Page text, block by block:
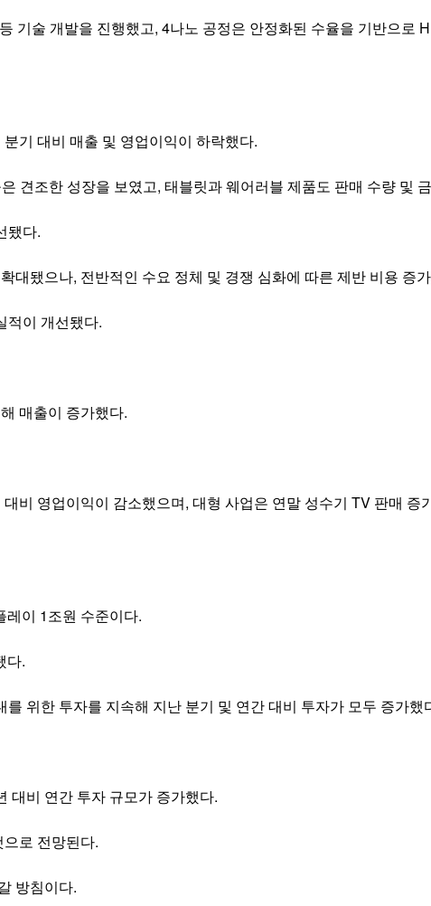
기술 개발을 진행했고, 4나노 공정은 안정화된 수율을 기반으로
기 대비 매출 및 영업이익이 하락했다.
견조한 성장을 보였고, 태블릿과 웨어러블 제품도 판매 수량 및
됐다.
됐으나, 전반적인 수요 정체 및 경쟁 심화에 따른 제반 비용 증
적이 개선됐다.
매출이 증가했다.
비 영업이익이 감소했으며, 대형 사업은 연말 성수기 TV 판매 증
이 1조원 수준이다.
다.
위한 투자를 지속해 지난 분기 및 연간 대비 투자가 모두 증가했
대비 연간 투자 규모가 증가했다.
로 전망된다.
방침이다.